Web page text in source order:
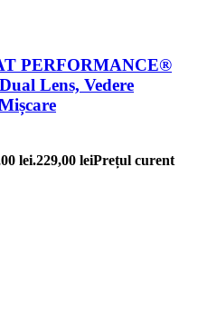
PERFORMANCE®
Lens, Vedere
lei.229,00 leiPrețul curent